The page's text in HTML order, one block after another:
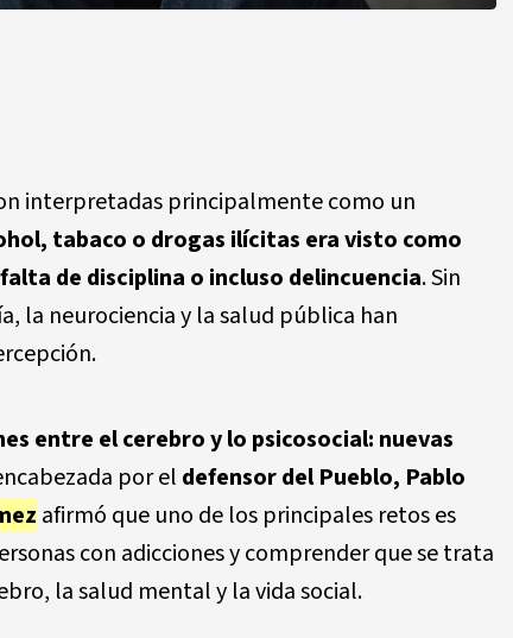
interpretadas principalmente como un
tabaco o drogas ilícitas era visto como
de disciplina o incluso delincuencia. Sin
la neurociencia y la salud pública han
entre el cerebro y lo psicosocial: nuevas
por el defensor del Pueblo, Pablo
afirmó que uno de los principales retos es
con adicciones y comprender que se trata
la salud mental y la vida social.